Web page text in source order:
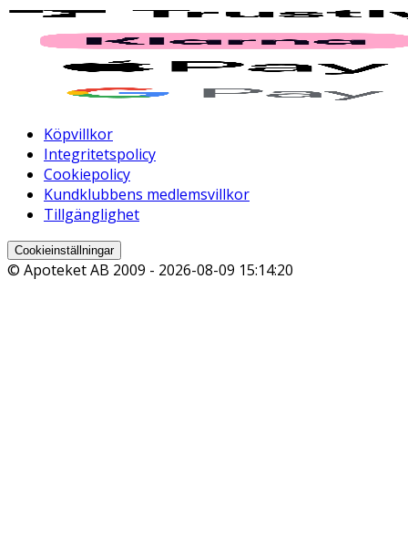
Köpvillkor
Integritetspolicy
Cookiepolicy
Kundklubbens medlemsvillkor
Tillgänglighet
Cookieinställningar
© Apoteket AB 2009 - 2026-08-09 15:14:20